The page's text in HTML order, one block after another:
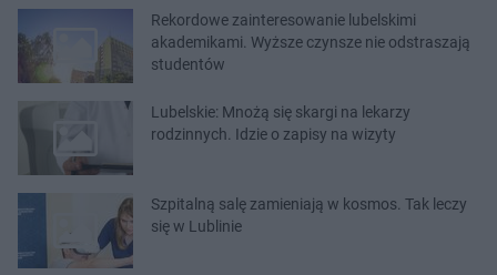
Rekordowe zainteresowanie lubelskimi
akademikami. Wyższe czynsze nie odstraszają
studentów
Lubelskie: Mnożą się skargi na lekarzy
rodzinnych. Idzie o zapisy na wizyty
Szpitalną salę zamieniają w kosmos. Tak leczy
się w Lublinie